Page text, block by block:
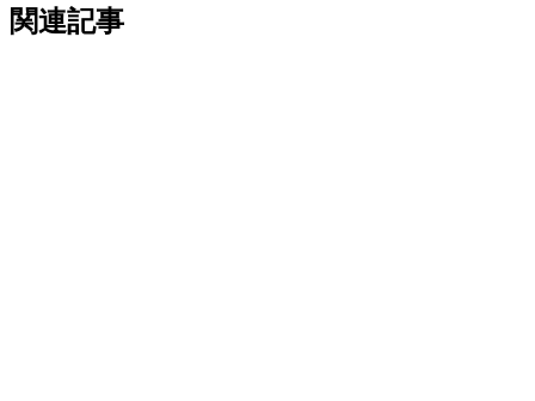
関連記事